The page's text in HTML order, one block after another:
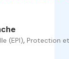
(EPI), Protection